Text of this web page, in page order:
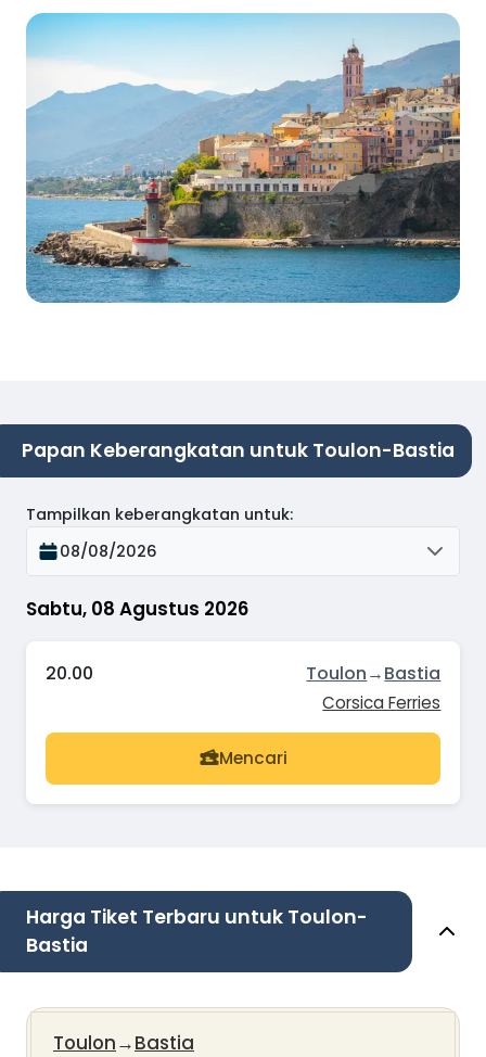
Papan Keberangkatan untuk Toulon-Bastia
Sabtu, 08 Agustus 2026
Tampilkan keberangkatan untuk:
08/08/2026
20.00 Toulon→Bastia
Corsica Ferries
Mencari
Harga Tiket Terbaru untuk Toulon-
Bastia
Toulon→Bastia